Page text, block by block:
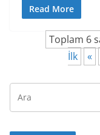
Read More
Toplam 6
İlk
«